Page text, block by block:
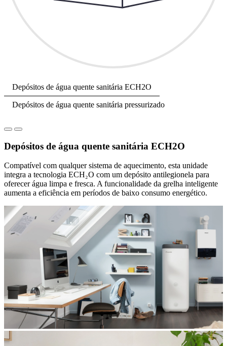
Depósitos de água quente sanitária ECH2O
Depósitos de água quente sanitária pressurizado
Depósitos de água quente sanitária ECH2O
Compatível com qualquer sistema de aquecimento, esta unidade
integra a tecnologia ECH₂O com um depósito antilegionela para
oferecer água limpa e fresca. A funcionalidade da grelha inteligente
aumenta a eficiência em períodos de baixo consumo energético.